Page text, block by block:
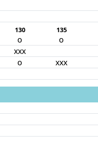
130 135
o o
xxx
o xxx